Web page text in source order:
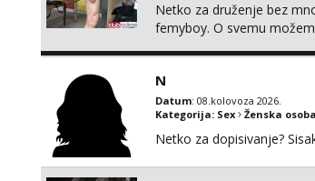
Netko za druženje bez
femyboy. O svemu
N
Datum: 08.kolovoza 2026.
Kategorija: Sex Ženska
Netko za dopisivanje?